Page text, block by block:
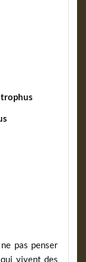
pas penser
vivent des